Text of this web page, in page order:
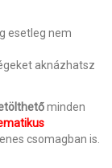
esetleg nem
aknázhatsz
minden
csomagban is.